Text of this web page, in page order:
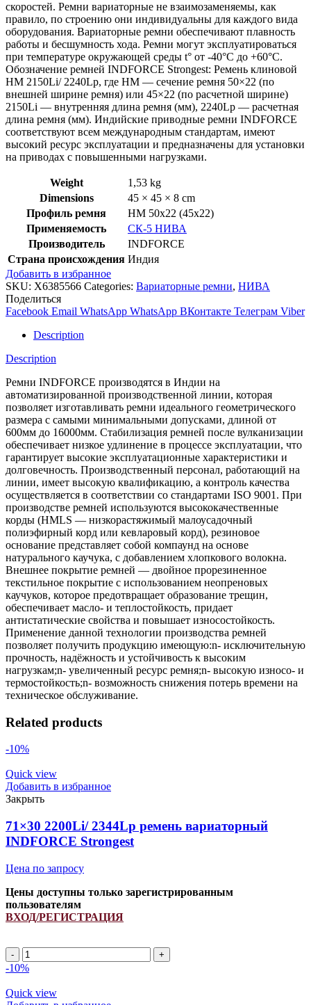
скоростей. Ремни вариаторные не взаимозаменяемы, как
правило, по строению они индивидуальны для каждого вида
оборудования. Вариаторные ремни обеспечивают плавность
работы и бесшумность хода. Ремни могут эксплуатироваться
при температуре окружающей среды t° от -40°С до +60°С.
Обозначение ремней INDFORCE Strongest: Ремень клиновой
HM 2150Li/ 2240Lp, где HM — сечение ремня 50×22 (по
внешней ширине ремня) или 45×22 (по расчетной ширине)
2150Li — внутренняя длина ремня (мм), 2240Lp — расчетная
длина ремня (мм). Индийские приводные ремни INDFORCE
соответствуют всем международным стандартам, имеют
высокий ресурс эксплуатации и предназначены для установки
на приводах с повышенными нагрузками.
Weight
1,53 kg
Dimensions
45 × 45 × 8 cm
Профиль ремня
HM 50x22 (45x22)
Применяемость
СК-5 НИВА
Производитель
INDFORCE
Страна происхождения Индия
Добавить в избранное
SKU: X6385566 Categories: Вариаторные ремни, НИВА
Поделиться
Facebook Email WhatsApp WhatsApp ВКонтакте Телеграм Viber
Description
Description
Ремни INDFORCE производятся в Индии на
автоматизированной производственной линии, которая
позволяет изготавливать ремни идеального геометрического
размера с самыми минимальными допусками, длиной от
600мм до 16000мм. Стабилизация ремней после вулканизации
обеспечивает низкое удлинение в процессе эксплуатации, что
гарантирует высокие эксплуатационные характеристики и
долговечность. Производственный персонал, работающий на
линии, имеет высокую квалификацию, а контроль качества
осуществляется в соответствии со стандартами ISO 9001. При
производстве ремней используются высококачественные
корды (HMLS — низкорастяжимый малоусадочный
полиэфирный корд или кевларовый корд), резиновое
основание представляет собой компаунд на основе
натурального каучука, с добавлением хлопкового волокна.
Внешнее покрытие ремней — двойное прорезиненное
текстильное покрытие с использованием неопреновых
каучуков, которое предотвращает образование трещин,
обеспечивает масло- и теплостойкость, придает
антистатические свойства и повышает износостойкость.
Применение данной технологии производства ремней
позволяет получить продукцию имеющую:n- исключительную
прочность, надёжность и устойчивость к высоким
нагрузкам;n- увеличенный ресурс ремня;n- высокую износо- и
термостойкость;n- возможность снижения потерь времени на
техническое обслуживание.
Related products
-10%
Quick view
Добавить в избранное
Закрыть
71×30 2200Li/ 2344Lp ремень вариаторный
INDFORCE Strongest
Цена по запросу
Цены доступны только зарегистрированным
пользователям
ВХОД/РЕГИСТРАЦИЯ
71x30
2200Li/
ремень
вариаторный
-10%
Quick view